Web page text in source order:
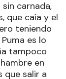
carnada,
que caía y el
teniendo
es lo
tampoco
en
que salir a